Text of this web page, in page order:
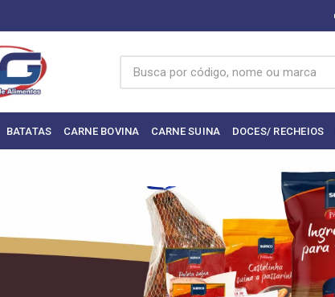
BATATAS CARNE BOVINA CARNE SUINA DOCES/ RECHEIOS